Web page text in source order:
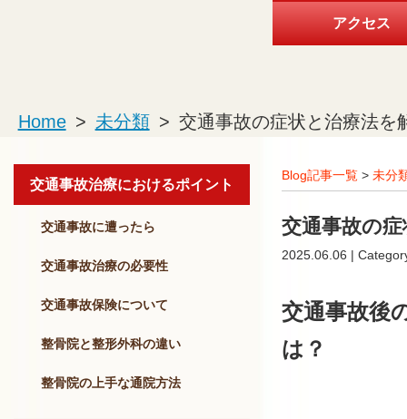
アクセス
Home > 未分類 > 交通事故の症状と治療法を
Blog記事一覧 > 未分
交通事故の
2025.06.06 |
交通事故後
は？
交通事故治療におけるポイント
交通事故に遭ったら
交通事故治療の必要性
交通事故保険について
整骨院と整形外科の違い
整骨院の上手な通院方法